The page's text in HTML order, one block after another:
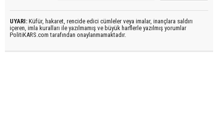
UYARI: Küfür, hakaret, rencide edici cümleler veya imalar, inançlara saldırı
içeren, imla kuralları ile yazılmamış ve büyük harflerle yazılmış yorumlar
PolitiKARS.com tarafından onaylanmamaktadır.